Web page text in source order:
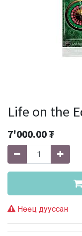
Life on the
7'000.00₮
Нөөц дууссан